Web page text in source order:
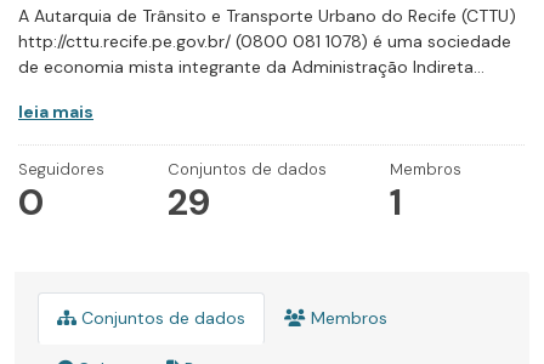
A Autarquia de Trânsito e Transporte Urbano do Recife (CTTU)
http://cttu.recife.pe.gov.br/ (0800 081 1078) é uma sociedade
de economia mista integrante da Administração Indireta...
leia mais
Seguidores
0
Conjuntos de dados
29
Membros
1
Conjuntos de dados Membros